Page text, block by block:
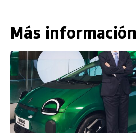
Más información